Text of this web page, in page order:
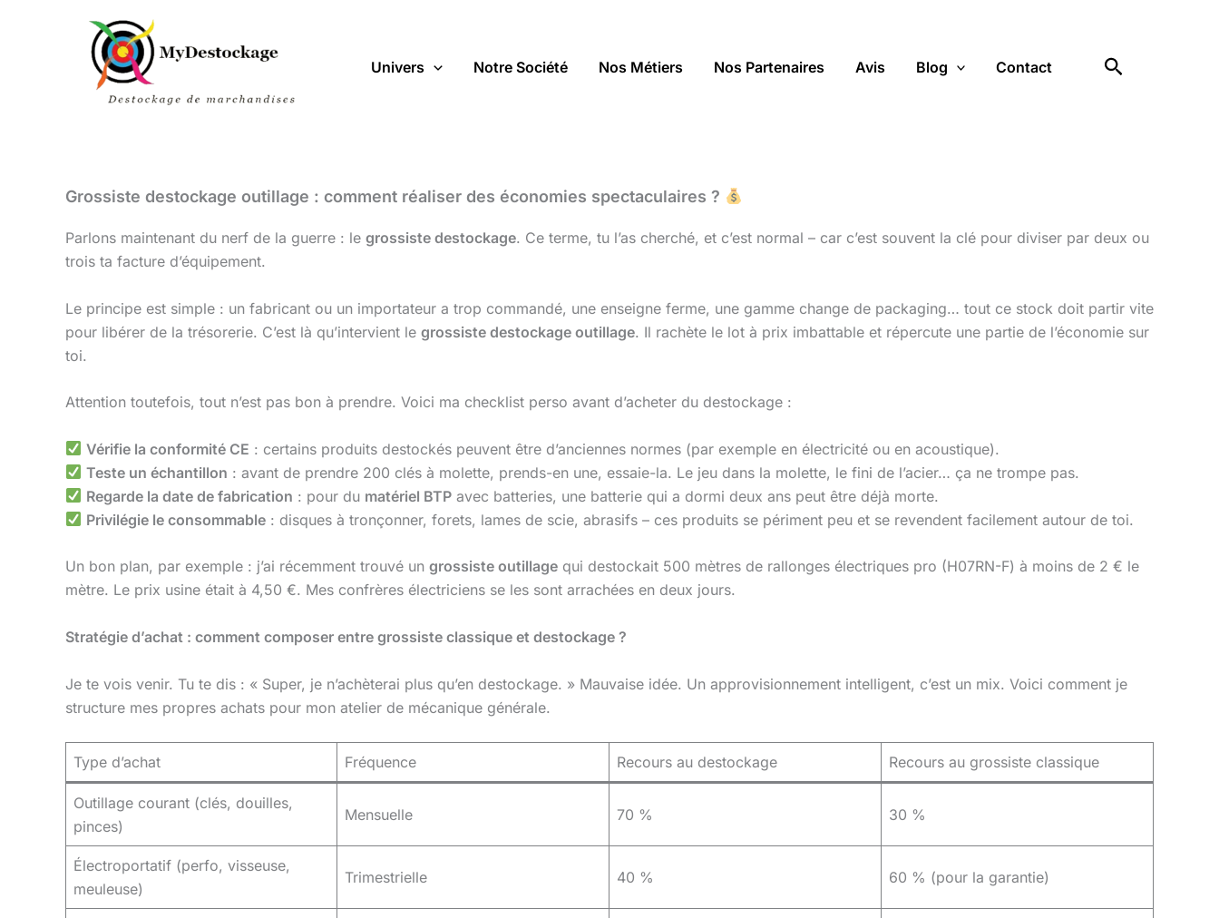
Univers Notre Société Nos Métiers Nos Partenaires Avis Blog Contact Rechercher
Grossiste destockage outillage : comment réaliser des économies spectaculaires ?
Parlons maintenant du nerf de la guerre : le grossiste destockage. Ce terme, tu l’as cherché, et c’est normal – car c’est souvent la clé pour diviser par deux ou
trois ta facture d’équipement.
Le principe est simple : un fabricant ou un importateur a trop commandé, une enseigne ferme, une gamme change de packaging… tout ce stock doit partir vite
pour libérer de la trésorerie. C’est là qu’intervient le grossiste destockage outillage. Il rachète le lot à prix imbattable et répercute une partie de l’économie sur
toi.
Attention toutefois, tout n’est pas bon à prendre. Voici ma checklist perso avant d’acheter du destockage :
Vérifie la conformité CE : certains produits destockés peuvent être d’anciennes normes (par exemple en électricité ou en acoustique).
Teste un échantillon : avant de prendre 200 clés à molette, prends-en une, essaie-la. Le jeu dans la molette, le fini de l’acier… ça ne trompe pas.
Regarde la date de fabrication : pour du matériel BTP avec batteries, une batterie qui a dormi deux ans peut être déjà morte.
Privilégie le consommable : disques à tronçonner, forets, lames de scie, abrasifs – ces produits se périment peu et se revendent facilement autour de toi.
Un bon plan, par exemple : j’ai récemment trouvé un grossiste outillage qui destockait 500 mètres de rallonges électriques pro (H07RN-F) à moins de 2 € le
mètre. Le prix usine était à 4,50 €. Mes confrères électriciens se les sont arrachées en deux jours.
Stratégie d’achat : comment composer entre grossiste classique et destockage ?
Je te vois venir. Tu te dis : « Super, je n’achèterai plus qu’en destockage. » Mauvaise idée. Un approvisionnement intelligent, c’est un mix. Voici comment je
structure mes propres achats pour mon atelier de mécanique générale.
Type d’achat Fréquence Recours au destockage Recours au grossiste classique
Outillage courant (clés, douilles,
pinces)
Mensuelle 70 % 30 %
Électroportatif (perfo, visseuse,
meuleuse)
Trimestrielle 40 % 60 % (pour la garantie)